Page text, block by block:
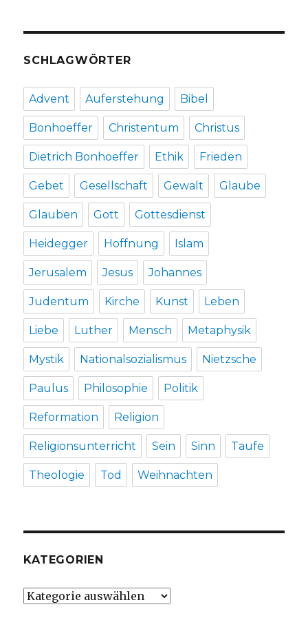
SCHLAGWÖRTER
Advent Auferstehung Bibel
Bonhoeffer Christentum Christus
Dietrich Bonhoeffer Ethik Frieden
Gebet Gesellschaft Gewalt Glaube
Glauben Gott Gottesdienst
Heidegger Hoffnung Islam
Jerusalem Jesus Johannes
Judentum Kirche Kunst Leben
Liebe Luther Mensch Metaphysik
Mystik Nationalsozialismus Nietzsche
Paulus Philosophie Politik
Reformation Religion
Religionsunterricht Sein Sinn Taufe
Theologie Tod Weihnachten
KATEGORIEN
Kategorien